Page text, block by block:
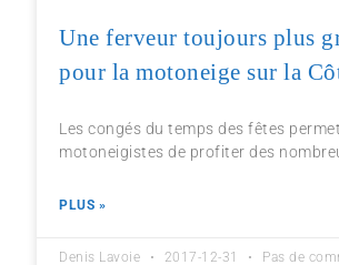
Une ferveur toujours plus
pour la motoneige sur la
Les congés du temps des fêtes
motoneigistes de profiter des
PLUS »
Denis Lavoie 2017-12-31 Pas de